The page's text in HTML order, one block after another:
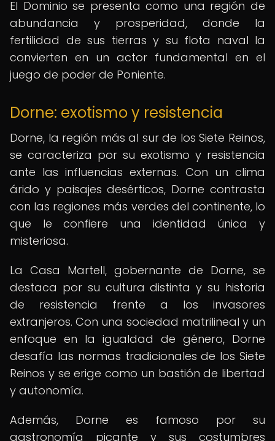
El Dominio se presenta como una región de
abundancia y prosperidad, donde la
fertilidad de sus tierras y su flota naval la
convierten en un actor fundamental en el
juego de poder de Poniente.
Dorne: exotismo y resistencia
Dorne, la región más al sur de los Siete Reinos,
se caracteriza por su exotismo y resistencia
ante las influencias externas. Con un clima
árido y paisajes desérticos, Dorne contrasta
con las regiones más verdes del continente, lo
que le confiere una identidad única y
misteriosa.
La Casa Martell, gobernante de Dorne, se
destaca por su cultura distinta y su historia
de resistencia frente a los invasores
extranjeros. Con una sociedad matrilineal y un
enfoque en la igualdad de género, Dorne
desafía las normas tradicionales de los Siete
Reinos y se erige como un bastión de libertad
y autonomía.
Además, Dorne es famoso por su
gastronomía picante y sus costumbres